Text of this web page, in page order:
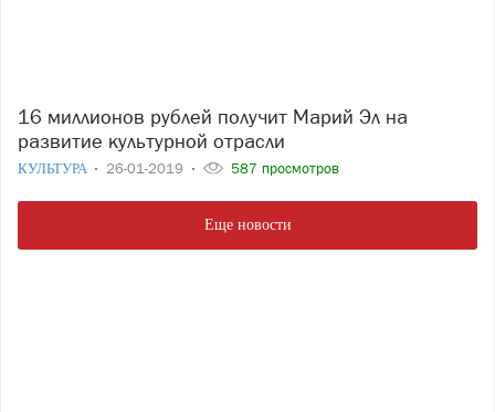
16 миллионов рублей получит Марий Эл на
развитие культурной отрасли
КУЛЬТУРА 26-01-2019 587 просмотров
Еще новости